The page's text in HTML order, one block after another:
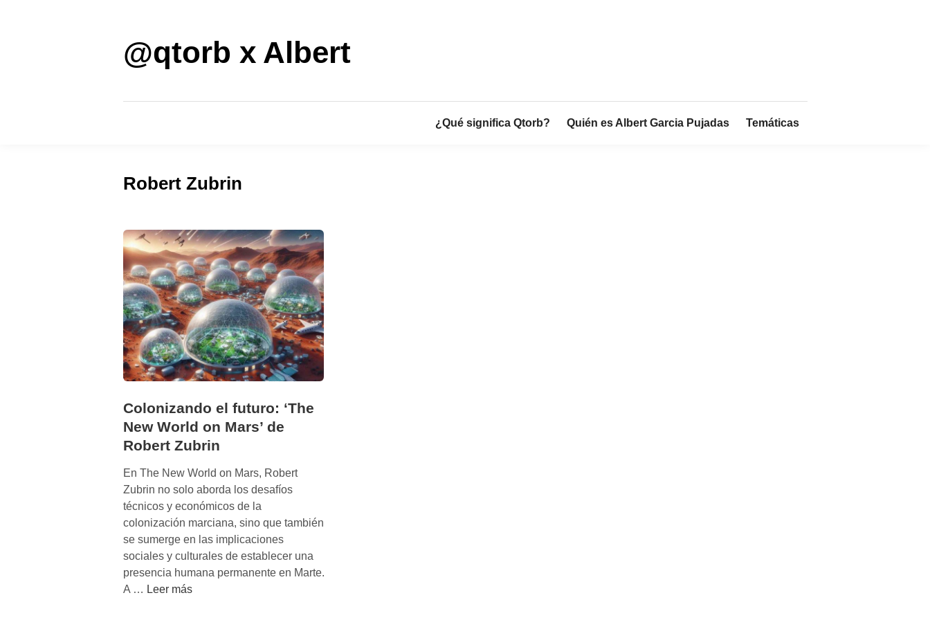
@qtorb x Albert
¿Qué significa Qtorb? Quién es Albert Garcia Pujadas Temáticas
Robert Zubrin
Colonizando el futuro: ‘The
New World on Mars’ de
Robert Zubrin
En The New World on Mars, Robert
Zubrin no solo aborda los desafíos
técnicos y económicos de la
colonización marciana, sino que también
se sumerge en las implicaciones
sociales y culturales de establecer una
presencia humana permanente en Marte.
A … C
Leer más